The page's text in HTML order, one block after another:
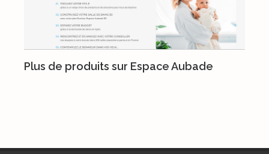
Plus de produits sur Espace Aubade